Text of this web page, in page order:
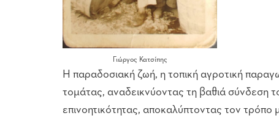
Γιώργος Κατσίπης
Η παραδοσιακή ζωή, η τοπική αγροτική
τομάτας, αναδεικνύοντας τη βαθιά σύνδεση
επινοητικότητας, αποκαλύπτοντας τον